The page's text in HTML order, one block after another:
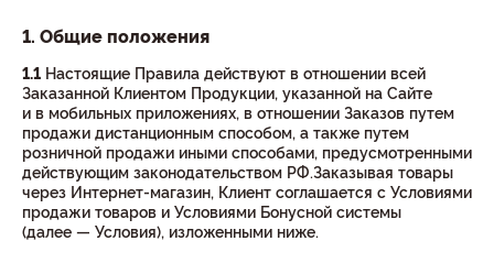
1. Общие положения
1.1 Настоящие Правила действуют в отношении всей
Заказанной Клиентом Продукции, указанной на Сайте
и в мобильных приложениях, в отношении Заказов путем
продажи дистанционным способом, а также путем
розничной продажи иными способами, предусмотренными
действующим законодательством РФ.Заказывая товары
через Интернет-магазин, Клиент соглашается с Условиями
продажи товаров и Условиями Бонусной системы
(далее — Условия), изложенными ниже.